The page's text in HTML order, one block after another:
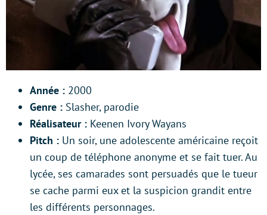
Année : 2000
Genre : Slasher, parodie
Réalisateur : Keenen Ivory Wayans
Pitch : Un soir, une adolescente américaine reçoit
un coup de téléphone anonyme et se fait tuer. Au
lycée, ses camarades sont persuadés que le tueur
se cache parmi eux et la suspicion grandit entre
les différents personnages.